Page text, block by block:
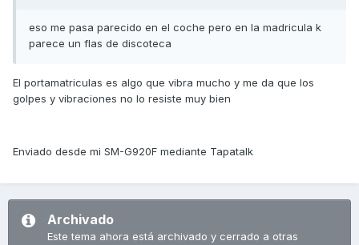
eso me pasa parecido en el coche pero en la madricula k
parece un flas de discoteca
El portamatriculas es algo que vibra mucho y me da que los
golpes y vibraciones no lo resiste muy bien
Enviado desde mi SM-G920F mediante Tapatalk
Archivado
Este tema ahora está archivado y cerrado a otras